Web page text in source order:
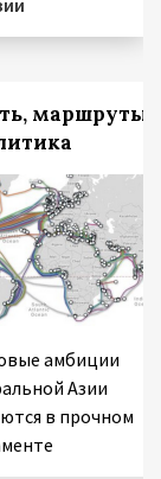
маршруты
амбиции
Азии
в прочном